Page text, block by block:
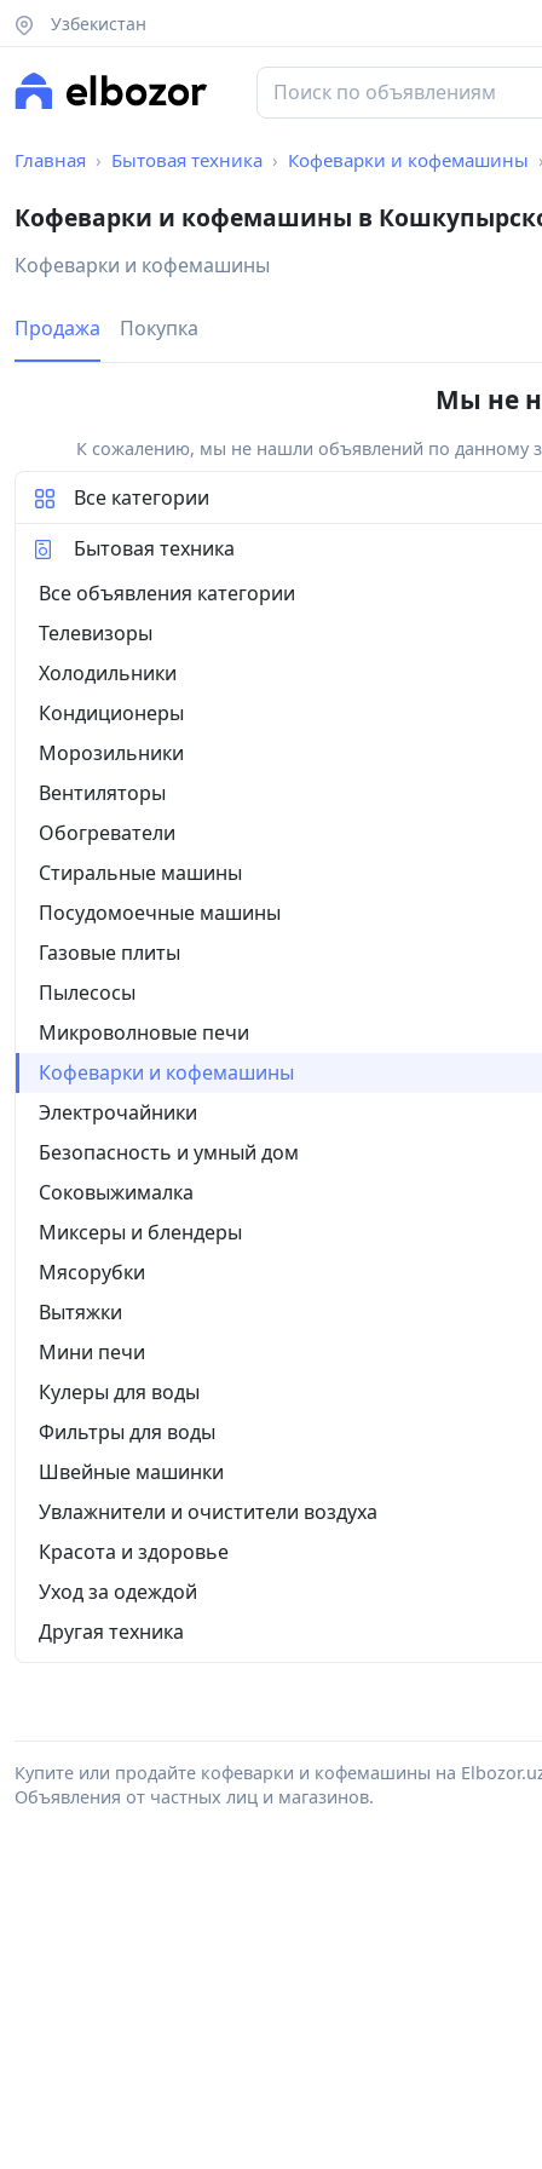
Узбекистан
Главная Бытовая техника Кофеварки и кофемашины
Кофеварки и кофемашины в
Кофеварки и кофемашины
Продажа Покупка
Мы не
К сожалению, мы не нашли объявлений по данному
Все категории
Бытовая техника
Все объявления категории
Телевизоры
Холодильники
Кондиционеры
Морозильники
Вентиляторы
Обогреватели
Стиральные машины
Посудомоечные машины
Газовые плиты
Пылесосы
Микроволновые печи
Кофеварки и кофемашины
Электрочайники
Безопасность и умный дом
Соковыжималка
Миксеры и блендеры
Мясорубки
Вытяжки
Мини печи
Кулеры для воды
Фильтры для воды
Швейные машинки
Увлажнители и очистители воздуха
Красота и здоровье
Уход за одеждой
Другая техника
Купите или продайте кофеварки и кофемашины на
Объявления от частных лиц и магазинов.